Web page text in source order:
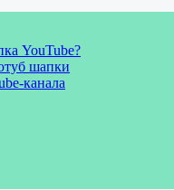
YouTube?
шапки
канала